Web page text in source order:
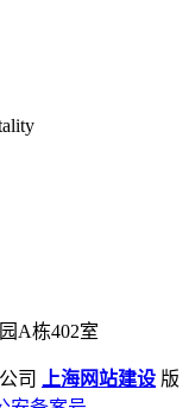
A栋402室
司 上海网站建设 版